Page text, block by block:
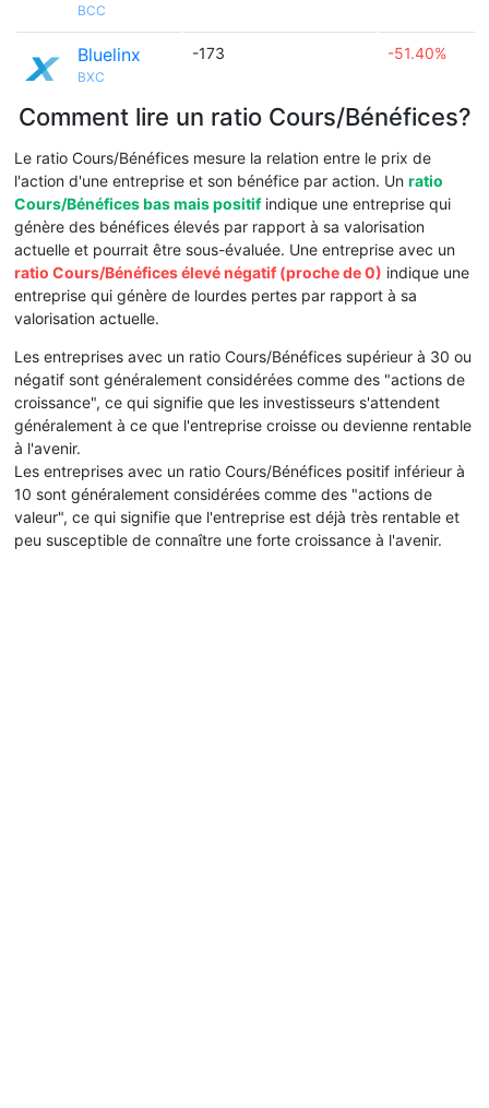
BCC
Bluelinx
BXC
-173 -51.40%
Comment lire un ratio Cours/Bénéfices?
Le ratio Cours/Bénéfices mesure la relation entre le prix de
l'action d'une entreprise et son bénéfice par action. Un ratio
Cours/Bénéfices bas mais positifindique une entreprise qui
génère des bénéfices élevés par rapport à sa valorisation
actuelle et pourrait être sous-évaluée. Une entreprise avec un
ratio Cours/Bénéfices élevé négatif (proche de 0) indique une
entreprise qui génère de lourdes pertes par rapport à sa
valorisation actuelle.
Les entreprises avec un ratio Cours/Bénéfices supérieur à 30 ou
négatif sont généralement considérées comme des "actions de
croissance", ce qui signifie que les investisseurs s'attendent
généralement à ce que l'entreprise croisse ou devienne rentable
à l'avenir.
Les entreprises avec un ratio Cours/Bénéfices positif inférieur à
10 sont généralement considérées comme des "actions de
valeur", ce qui signifie que l'entreprise est déjà très rentable et
peu susceptible de connaître une forte croissance à l'avenir.